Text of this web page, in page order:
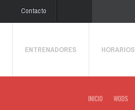
Contacto
ENTRENADORES HORARIOS
INICIO WODS